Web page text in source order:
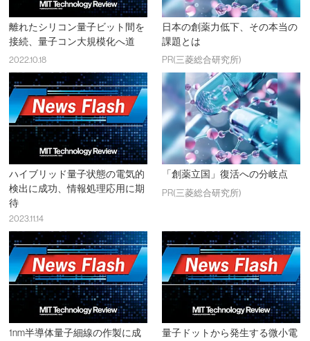
離れたシリコン量子ビット間を
接続、量子コン大規模化へ道
2022.10.18
日本の創薬力低下、その本当の
課題とは
PR(三菱総合研究所)
ハイブリッド量子状態の電気的
検出に成功、情報処理応用に期
待
2023.11.14
「創薬立国」復活への分岐点
PR(三菱総合研究所)
1nm半導体量子細線の作製に成 量子ドットから発生する微小電